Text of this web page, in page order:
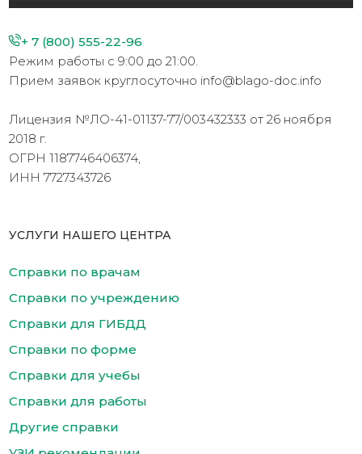
+ 7 (800) 555-22-96
Режим работы с 9:00 до 21:00.
Прием заявок круглосуточно info@blago-doc.info
Лицензия №ЛО-41-01137-77/003432333 от 26 ноября
2018 г.
ОГРН 1187746406374,
ИНН 7727343726
УСЛУГИ НАШЕГО ЦЕНТРА
Справки по врачам
Справки по учреждению
Справки для ГИБДД
Справки по форме
Справки для учебы
Справки для работы
Другие справки